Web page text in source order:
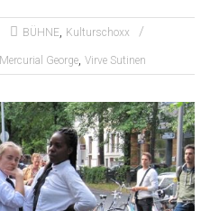
BÜHNE, Kulturschoxx
Mercurial George, Virve Sutinen